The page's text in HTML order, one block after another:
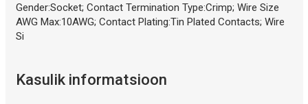
Gender:Socket; Contact Termination Type:Crimp; Wire Size
AWG Max:10AWG; Contact Plating:Tin Plated Contacts; Wire
Si
Kasulik informatsioon